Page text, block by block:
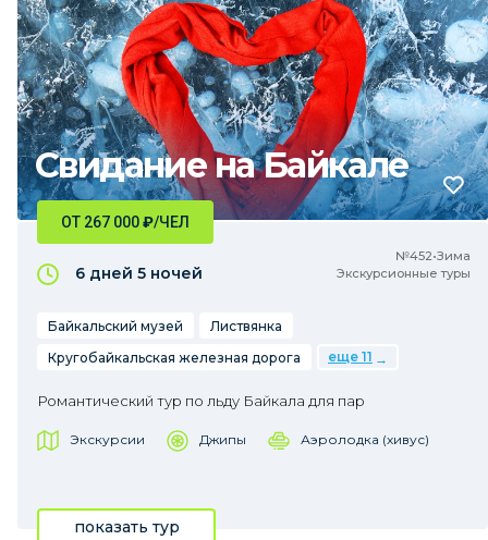
Свидание на Байкале
№452•Зима
Экскурсионные туры
ОТ 267 000₽/ЧЕЛ
6 дней 5 ночей
Байкальский музей
Листвянка
Кругобайкальская железная дорога
еще 11
Романтический тур по льду Байкала для пар
Экскурсии Джипы Аэролодка (хивус)
показать тур